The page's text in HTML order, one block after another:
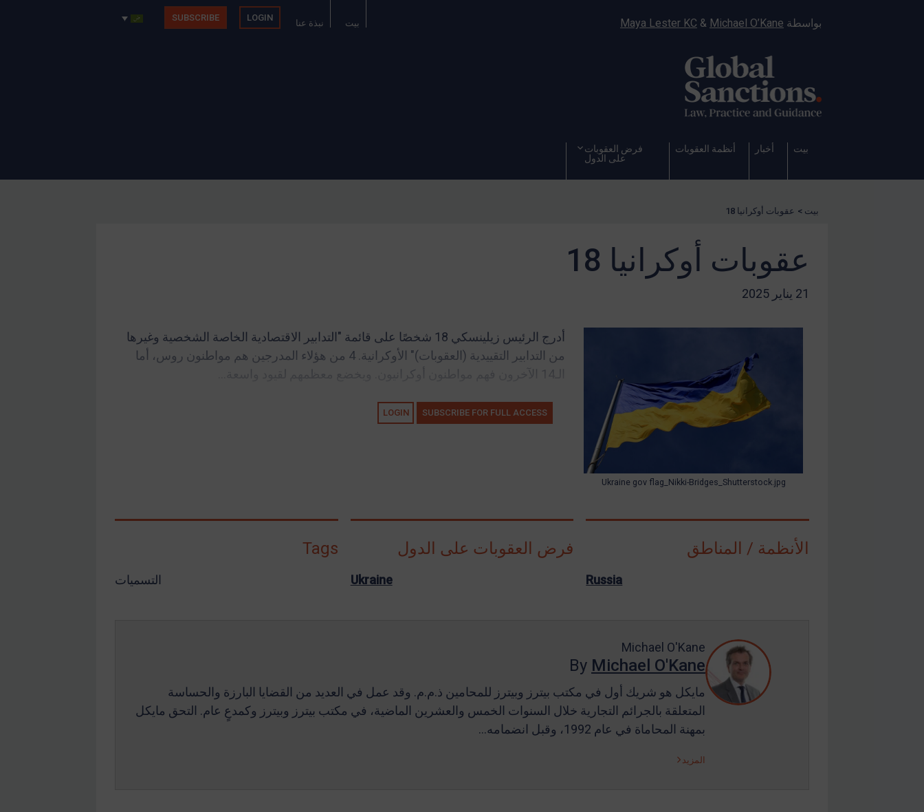
بواسطة Maya Lester KC & Michael O’Kane بيت نبذة عنا
LOGIN
SUBSCRIBE
بيت أخبار أنظمة العقوبات
فرض العقوبات
على الدول
بيت > عقوبات أوكرانيا 18
عقوبات أوكرانيا 18
21 يناير 2025
Ukraine gov flag_Nikki-Bridges_Shutterstock.jpg
أدرج الرئيس زيلينسكي 18 شخصًا على قائمة "التدابير الاقتصادية الخاصة الشخصية وغيرها
من التدابير التقييدية (العقوبات)" الأوكرانية. 4 من هؤلاء المدرجين هم مواطنون روس، أما
SUBSCRIBE FOR FULL ACCESS
LOGIN
الأنظمة / المناطق
Russia
فرض العقوبات على الدول
Ukraine
Tags
التسميات
Michael O'Kane
By Michael O'Kane
مايكل هو شريك أول في مكتب بيترز وبيترز للمحامين ذ.م.م. وقد عمل في العديد من القضايا البارزة والحساسة
المتعلقة بالجرائم التجارية خلال السنوات الخمس والعشرين الماضية، في مكتب بيترز وبيترز وكمدعٍ عام. التحق مايكل
بمهنة المحاماة في عام 1992، وقبل انضمامه…
المزيد